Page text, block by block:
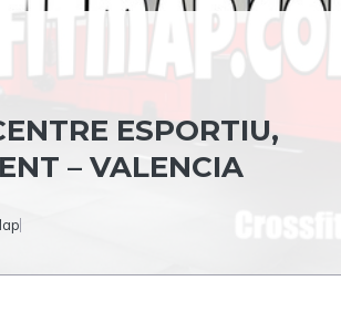
ESPORTIU,
– VALENCIA